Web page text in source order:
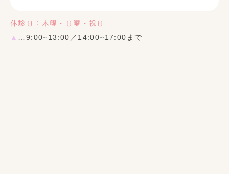
休診日：木曜・日曜・祝日
▲ …9:00~13:00／14:00~17:00まで